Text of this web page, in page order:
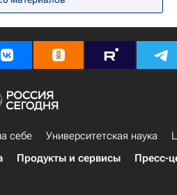
(ВШЭ)
университет
университет
университет
университет
себе Университетская наука
Продукты и сервисы Пресс-